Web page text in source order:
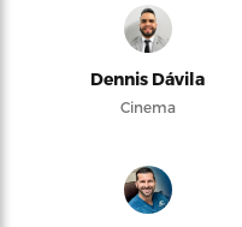
Dennis Dávila
Cinema